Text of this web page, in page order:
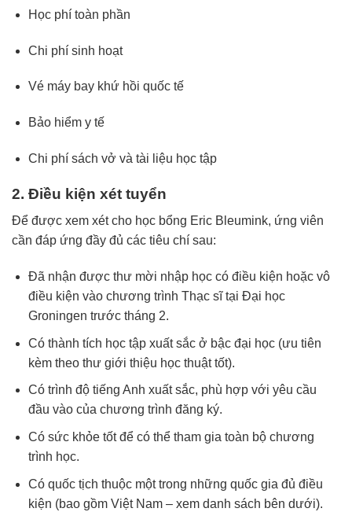
Học phí toàn phần
Chi phí sinh hoạt
Vé máy bay khứ hồi quốc tế
Bảo hiểm y tế
Chi phí sách vở và tài liệu học tập
2. Điều kiện xét tuyển
Để được xem xétcho học bổng Eric Bleumink, ứng viên
cần đáp ứng đầy đủ các tiêu chí sau:
Đã nhận được thư mời nhập học có điều kiện hoặc vô
điều kiện vào chương trình Thạc sĩtại Đại học
Groningen trước tháng 2.
Có thành tích học tập xuấtsắc ở bậc đại học (ưu tiên
kèm theo thư giới thiệu học thuậttốt).
Có trình độ tiếng Anh xuấtsắc, phù hợp với yêu cầu
đầu vào của chương trình đăng ký.
Có sức khỏe tốtđể có thể tham gia toàn bộ chương
trình học.
Có quốc tịch thuộc mộttrong những quốc gia đủ điều
kiện (bao gồm Việt Nam – xem danh sách bên dưới).